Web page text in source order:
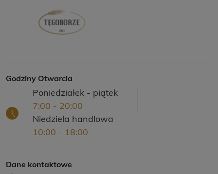
Godziny Otwarcia
Poniedziałek - piątek
7:00 - 20:00
Niedziela handlowa
10:00 - 18:00
Dane kontaktowe